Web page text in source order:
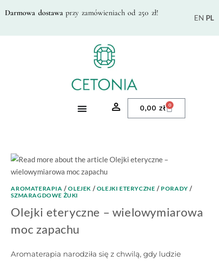
Darmowa dostawaprzy zamówieniach od 250 zł! EN PL
0,00 zł 0
AROMATERAPIA /OLEJEK / OLEJKI ETERYCZNE / PORADY /
SZMARAGDOWE ŻUKI
Olejki eteryczne – wielowymiarowa
moc zapachu
Aromaterapia narodziła się z chwilą, gdy ludzie